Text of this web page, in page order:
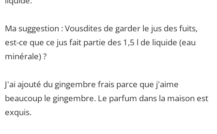
Ma suggestion : Vousdites de garder le jus des fuits,
est-ce que ce jus fait partie des 1,5 l de liquide (eau
minérale) ?
J'ai ajouté du gingembre frais parce que j'aime
beaucoup le gingembre. Le parfum dans la maison est
exquis.